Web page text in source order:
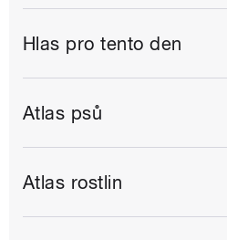
Hlas pro tento den
Atlas psů
Atlas rostlin